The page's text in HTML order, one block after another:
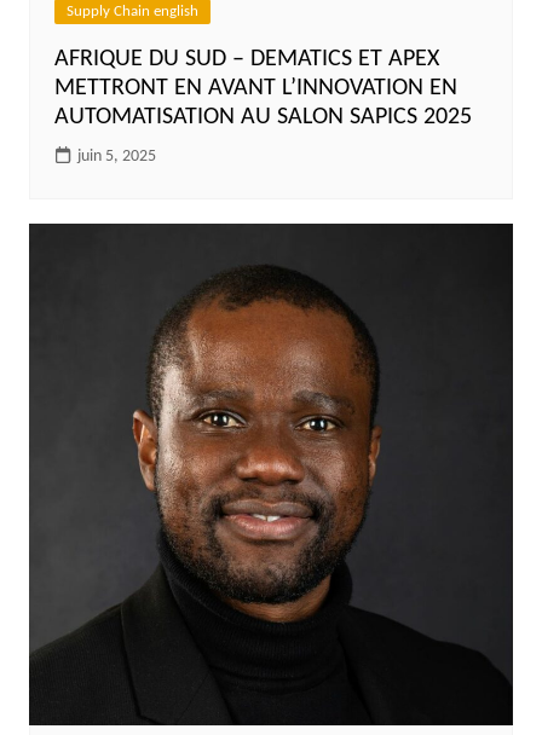
Supply Chain english
AFRIQUE DU SUD – DEMATICS ET APEX
METTRONT EN AVANT L’INNOVATION EN
AUTOMATISATION AU SALON SAPICS 2025
juin 5, 2025